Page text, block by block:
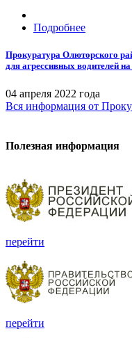
Подробнее
Прокуратура Олюторского
для агрессивных водителей
04 апреля 2022 года
Вся информация от
Полезная информация
перейти
перейти